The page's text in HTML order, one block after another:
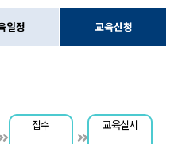
일정 교육신청
접수 교육실시